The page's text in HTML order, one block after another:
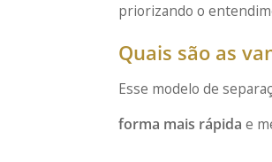
priorizando o
Quais são as
Esse modelo de
forma mais rápida e